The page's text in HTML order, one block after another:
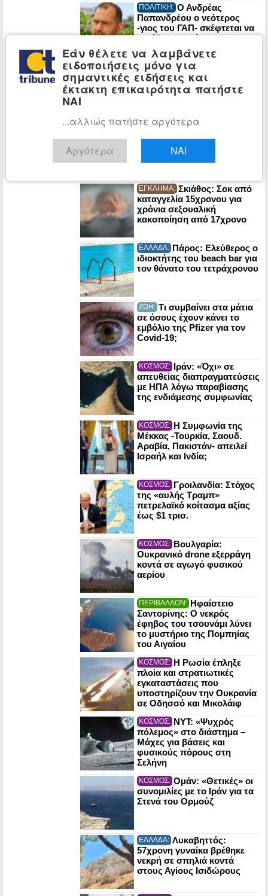
ΠΟΛΙΤΙΚΗ: Ο Ανδρέας
Παπανδρέου ο νεότερος
-γιος του ΓΑΠ- σκέφτεται να
κατέβει υποψήφιος
βουλευτής στο Ηράκλειο
Κρήτης
CELEBRITIES: Στα Ηλύσια
Πεδία ο Έλληνας Νίκος
Καλογερόπουλος (βίντεο)
ΕΛΛΑΔΑ:
Μήλος:
«Ελικοδρόμιο» το
Σαρακήνικο – Παρέμβαση
ΕΓΚΛΗΜΑ: Σκιάθος: Σοκ από
καταγγελία 15χρονου για
χρόνια σεξουαλική
κακοποίηση από 17χρονο
ΕΛΛΑΔΑ: Πάρος: Ελεύθερος ο
ιδιοκτήτης του beach bar για
τον θάνατο του τετράχρονου
ΖΩΗ: Τι συμβαίνει στα μάτια
σε όσους έχουν κάνει το
εμβόλιο της Pfizer για τον
Covid-19;
ΚΟΣΜΟΣ: Ιράν: «Όχι» σε
απευθείας διαπραγματεύσεις
με ΗΠΑ λόγω παραβίασης
της ενδιάμεσης συμφωνίας
ΚΟΣΜΟΣ: Η Συμφωνία της
Μέκκας -Τουρκία, Σαουδ.
Αραβία, Πακιστάν- απειλεί
Ισραήλ και Ινδία;
ΚΟΣΜΟΣ: Γροιλανδία: Στόχος
της «αυλής Τραμπ»
πετρελαϊκό κοίτασμα αξίας
έως $1 τρισ.
ΚΟΣΜΟΣ: Βουλγαρία:
Ουκρανικό drone εξερράγη
κοντά σε αγωγό φυσικού
αερίου
ΠΕΡΙΒΑΛΛΟΝ: Ηφαίστειο
Σαντορίνης: Ο νεκρός
έφηβος του τσουνάμι λύνει
το μυστήριο της Πομπηίας
του Αιγαίου
ΚΟΣΜΟΣ: Η Ρωσία έπληξε
πλοία και στρατιωτικές
εγκαταστάσεις που
υποστηρίζουν την Ουκρανία
σε Οδησσό και Μικολάιφ
ΚΟΣΜΟΣ: NYT: «Ψυχρός
πόλεμος» στο διάστημα –
Μάχες για βάσεις και
φυσικούς πόρους στη
Σελήνη
ΚΟΣΜΟΣ: Ομάν: «Θετικές» οι
συνομιλίες με το Ιράν για τα
Στενά του Ορμούζ
ΕΛΛΑΔΑ: Λυκαβηττός:
57χρονη γυναίκα βρέθηκε
νεκρή σε σπηλιά κοντά
στους Αγίους Ισιδώρους
Εάν θέλετε να λαμβάνετε
ειδοποιήσεις μόνο για
σημαντικές ειδήσεις και
έκτακτη επικαιρότητα πατήστε
ΝΑΙ
...αλλιώς πατήστε αργότερα
Αργότερα ΝΑΙ